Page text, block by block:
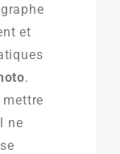
et
.
ne